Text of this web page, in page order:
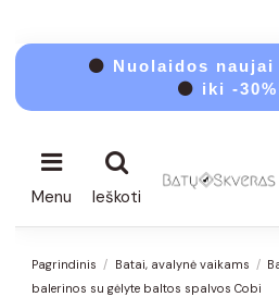
⚫ Nuolaidos
⚫ iki -
Menu Ieškoti
Pagrindinis Batai, avalynė vaikams
balerinos su gėlyte baltos spalvos Cobi